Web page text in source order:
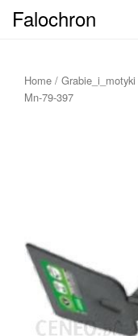
Falochron
Home / Grabie_i_motyki
Mn-79-397